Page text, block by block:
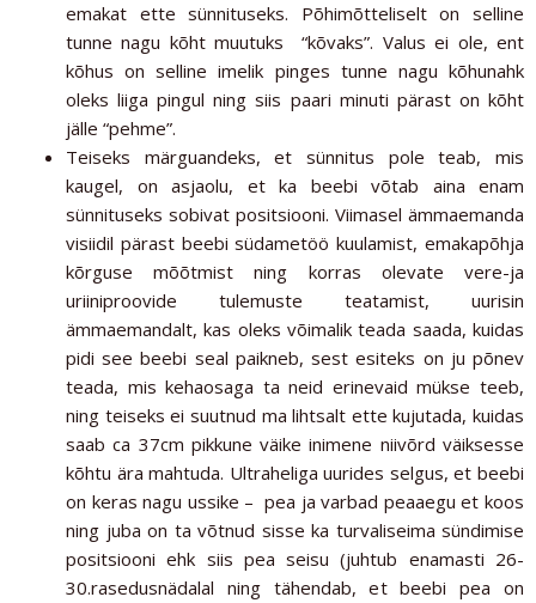
emakat ette sünnituseks. Põhimõtteliselt on selline
tunne nagu kõht muutuks “kõvaks”. Valus ei ole, ent
kõhus on selline imelik pinges tunne nagu kõhunahk
oleks liiga pingul ning siis paari minuti pärast on kõht
jälle “pehme”.
Teiseks märguandeks, et sünnitus pole teab, mis
kaugel, on asjaolu, et ka beebi võtab aina enam
sünnituseks sobivat positsiooni. Viimasel ämmaemanda
visiidil pärast beebi südametöö kuulamist, emakapõhja
kõrguse mõõtmist ning korras olevate vere-ja
uriiniproovide tulemuste teatamist, uurisin
ämmaemandalt, kas oleks võimalik teada saada, kuidas
pidi see beebi seal paikneb, sest esiteks on ju põnev
teada, mis kehaosaga ta neid erinevaid mükse teeb,
ning teiseks ei suutnud ma lihtsalt ette kujutada, kuidas
saab ca 37cm pikkune väike inimene niivõrd väiksesse
kõhtu ära mahtuda. Ultraheliga uurides selgus, et beebi
on keras nagu ussike – pea ja varbad peaaegu et koos
ning juba on ta võtnud sisse ka turvaliseima sündimise
positsiooni ehk siis pea seisu (juhtub enamasti 26-
30.rasedusnädalal ning tähendab, et beebi pea on